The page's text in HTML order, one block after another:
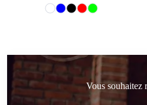
Vous souhaitez